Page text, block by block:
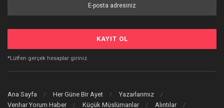
*Lütfen gerçek hesaplar giriniz.
Ana Sayfa Her Güne Bir Ayet
Yazarlarımız
Venhar Yorum Haber
Küçük Müslümanlar Alıntılar